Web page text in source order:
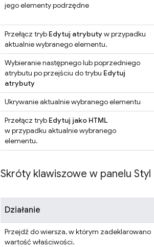
jego elementy podrzędne
Przełącz tryb Edytuj atrybutyw przypadku
aktualnie wybranego elementu.
Wybieranie następnego lub poprzedniego
atrybutu po przejściu do trybu Edytuj
atrybuty
Ukrywanie aktualnie wybranego elementu
Przełącz tryb Edytuj jako HTML
w przypadku aktualnie wybranego
elementu.
Skróty klawiszowe w panelu Styl
Działanie
Przejdź do wiersza, w którym zadeklarowano
wartość właściwości.